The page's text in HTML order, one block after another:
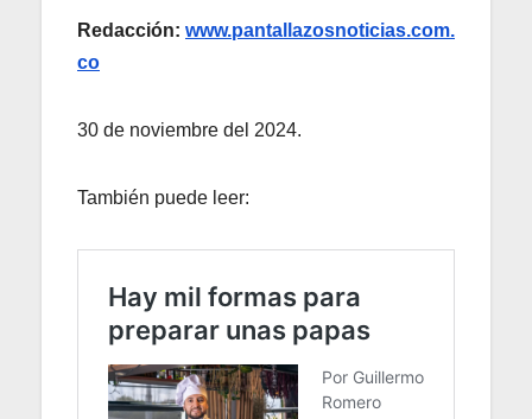
Redacción: www.pantallazosnoticias.com.
co
30 de noviembre del 2024.
También puede leer: